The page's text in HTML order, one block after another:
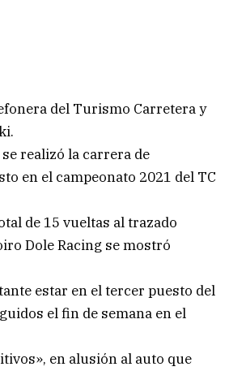
del Turismo Carretera y
realizó la carrera de
en el campeonato 2021 del TC
de 15 vueltas al trazado
Dole Racing se mostró
estar en el tercer puesto del
el fin de semana en el
en alusión al auto que